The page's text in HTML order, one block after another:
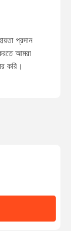
প্রদান
আমরা
করি।